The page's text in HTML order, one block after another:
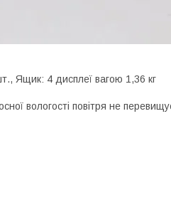
Ящик: 4 дисплеї вагою 1,36 кг
вологості повітря не